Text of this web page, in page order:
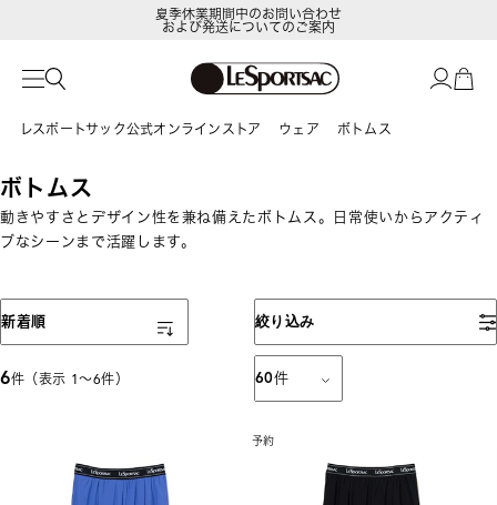
夏季休業期間中のお問い合わせ
および発送についてのご案内
レスポートサック公式オンラインストア ウェア ボトムス
ボトムス
動きやすさとデザイン性を兼ね備えたボトムス。日常使いからアクティ
ブなシーンまで活躍します。
絞り込み
6件（表示 1〜6件） 60件
表示順
新着順
予約